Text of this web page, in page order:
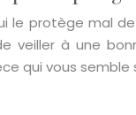
protège mal
à une
qui vous